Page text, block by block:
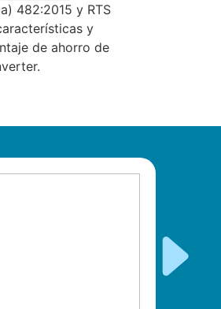
482:2015 y RTS
y
de ahorro de